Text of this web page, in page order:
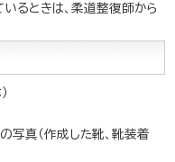
るときは、柔道整復師から
写真（作成した靴、靴装着